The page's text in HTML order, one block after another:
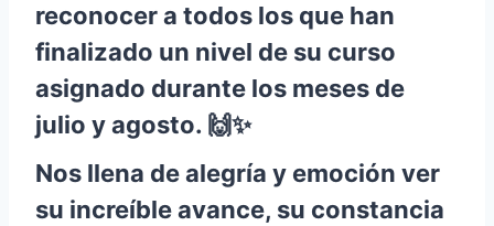
reconocer a todos los que han
finalizado un nivel de su curso
asignado durante los meses de
julio y agosto. 🙌✨
Nos llena de alegría y emoción ver
su increíble avance, su constancia